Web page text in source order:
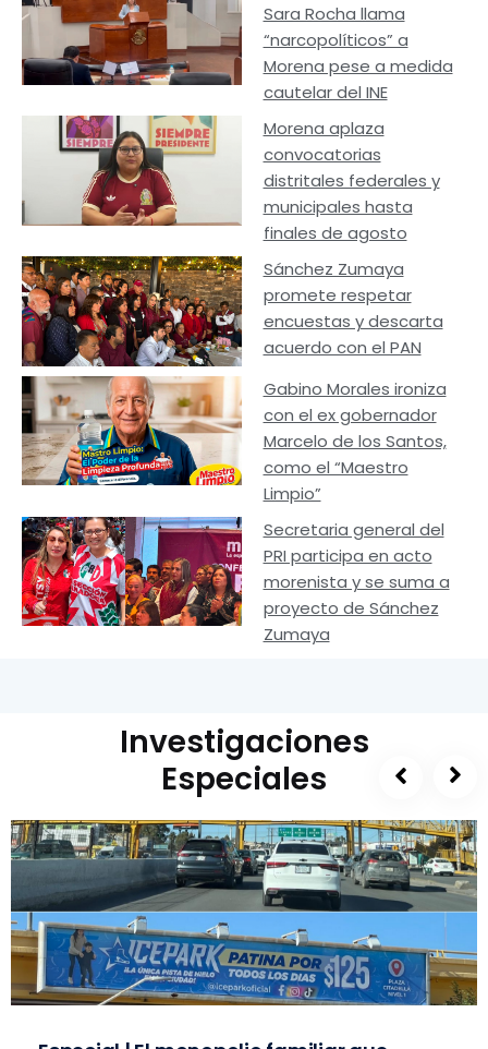
Sara Rocha llama
“narcopolíticos” a
Morena pese a medida
cautelar del INE
Morena aplaza
convocatorias
distritales federales y
municipales hasta
finales de agosto
Sánchez Zumaya
promete respetar
encuestas y descarta
acuerdo con el PAN
Gabino Morales ironiza
con el ex gobernador
Marcelo de los Santos,
como el “Maestro
Limpio”
Secretaria general del
PRI participa en acto
morenista y se suma a
proyecto de Sánchez
Zumaya
Investigaciones
Especiales